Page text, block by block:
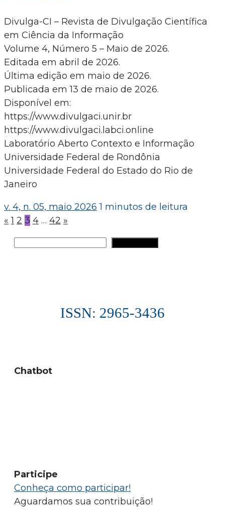
Divulga-CI – Revista de Divulgação Científica
em Ciência da Informação
Volume 4, Número 5 – Maio de 2026.
Editada em abril de 2026.
Última edição em maio de 2026.
Publicada em 13 de maio de 2026.
Disponível em:
https://www.divulgaci.unir.br
https://www.divulgaci.labci.online
Laboratório Aberto Contexto e Informação
Universidade Federal de Rondônia
Universidade Federal do Estado do Rio de
Janeiro
v. 4, n. 05, maio 2026 1 minutos de leitura
Paginação
de
« 1 2 3 4 … 42 »
ISSN: 2965-3436
Chatbot
Participe
Conheça como participar!
Aguardamos sua contribuição!